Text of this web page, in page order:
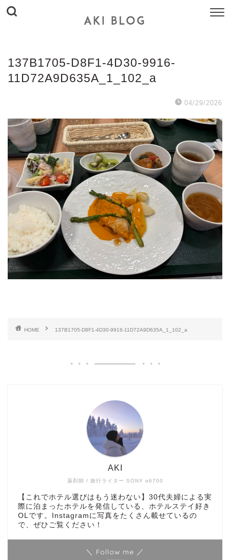
137B1705-D8F1-4D30-9916-
11D72A9D635A_1_102_a
04/29/2026
HOME 137B1705-D8F1-4D30-9916-11D72A9D635A_1_102_a
薬剤師 / 旅行ライター SONY α6700
AKI
【これでホテル選びはもう迷わない】30代夫婦による実
際に泊まったホテルを発信している、ホテルステイ好き
OLです。Instagramに写真をたくさん載せているの
で、ぜひご覧ください！
＼ Follow me ／